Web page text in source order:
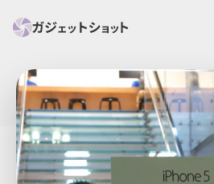
すべて スマホ PC関連
セール情報 スマートホーム ア